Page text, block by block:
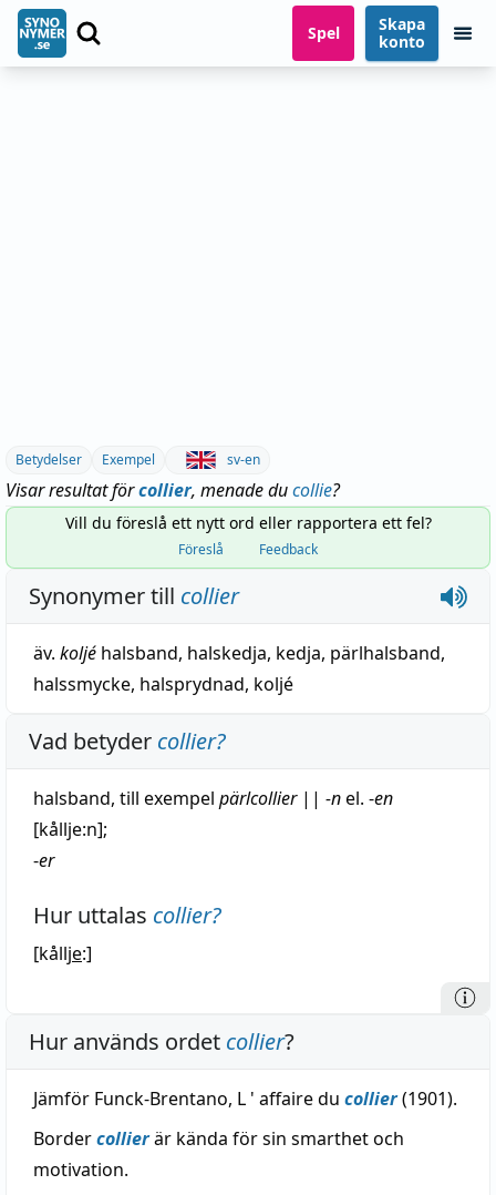
Spel
Skapa
konto
Betydelser Exempel sv-en
Visar resultat förcollier, menade ducollie?
Vill du föreslå ett nytt ord eller rapportera ett fel?
Föreslå Feedback
Synonymer till collier
äv. koljé halsband, halskedja, kedja, pärlhalsband,
halssmycke, halsprydnad, koljé
Vad betyder collier?
halsband, till exempel pärlcollier|| -nel. -en
[kållje:n];
-er
Hur uttalas collier?
[kållje:]
Hur används ordet collier?
Jämför Funck-Brentano, L ' affaire du collier(1901).
Bordercollierär kända för sin smarthet och
motivation.